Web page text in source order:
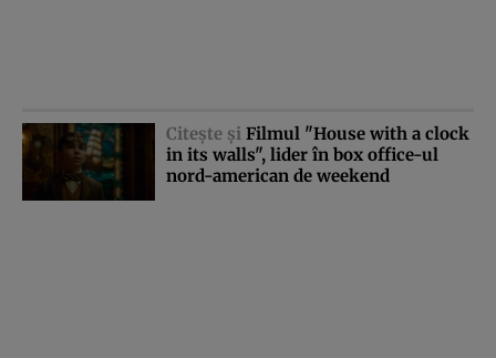
Citeşte şi Filmul "House with a clock
in its walls", lider în box office-ul
nord-american de weekend